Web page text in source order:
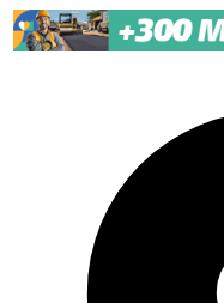
Pular para o conteúdo